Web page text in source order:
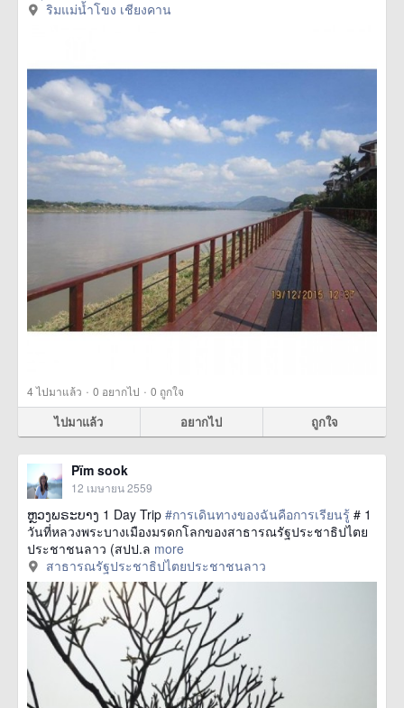
ริมแม่น้ำโขง เชียงคาน
4ไปมาแล้ว · 0 อยากไป · 0 ถูกใจ
ไปมาแล้ว อยากไป ถูกใจ
Pïm sook
12 เมษายน 2559
ຫຼວງພຣະບາງ 1 Day Trip #การเดินทางของฉันคือการเรียนรู้ # 1
วันที่หลวงพระบางเมืองมรดกโลกของสาธารณรัฐประชาธิปไตย
ประชาชนลาว (สปป.ล more
สาธารณรัฐประชาธิปไตยประชาชนลาว